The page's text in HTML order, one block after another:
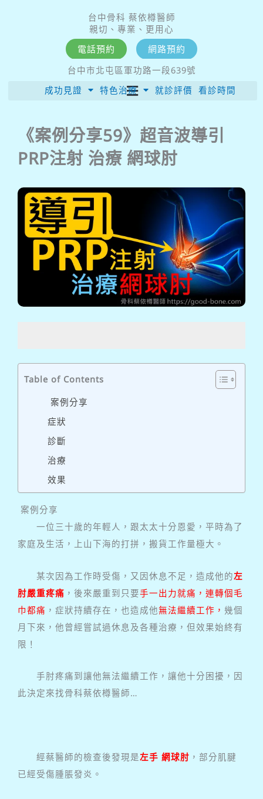
台中骨科 蔡依樽醫師
親切、專業、更用心
電話預約
網路預約
台中市北屯區軍功路一段639號
成功見證
特色治療 就診評價 看診時間
《案例分享59》超音波導引
PRP注射 治療 網球肘
Table of Contents
案例分享
症狀
診斷
治療
效果
案例分享
一位三十歲的年輕人，跟太太十分恩愛，平時為了
家庭及生活，上山下海的打拼，搬貨工作量極大。
某次因為工作時受傷，又因休息不足，造成他的左
肘嚴重疼痛 ，後來嚴重到只要手一出力就痛，連轉個毛
巾都痛 ，症狀持續存在，也造成他無法繼續工作， 幾個
月下來，他曾經嘗試過休息及各種治療，但效果始終有
限！
手肘疼痛到讓他無法繼續工作，讓他十分困擾，因
此決定來找骨科蔡依樽醫師…
經蔡醫師的檢查後發現是左手 網球肘 ，部分肌腱
已經受傷腫脹發炎。